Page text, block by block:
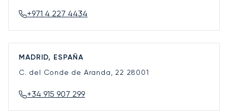
+971 4 227 4434
MADRID, ESPAÑA
C. del Conde de Aranda, 22 28001
+34 915 907 299